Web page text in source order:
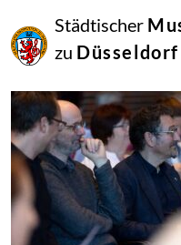
Städtischer
zu Düsseldorf
Juli
2025
Manfred Hill